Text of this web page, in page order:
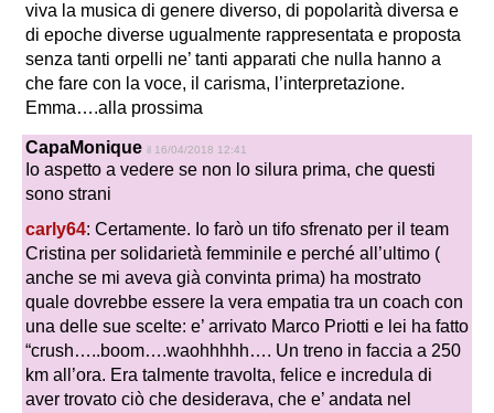
viva la musica di genere diverso, di popolarità diversa e
di epoche diverse ugualmente rappresentata e proposta
senza tanti orpelli ne’ tanti apparati che nulla hanno a
che fare con la voce, il carisma, l’interpretazione.
Emma….alla prossima
CapaMonique il 16/04/2018 12:41
Io aspetto a vedere se non lo silura prima, che questi
sono strani
carly64: Certamente. Io farò un tifo sfrenato per il team
Cristina per solidarietà femminile e perché all’ultimo (
anche se mi aveva già convinta prima) ha mostrato
quale dovrebbe essere la vera empatia tra un coach con
una delle sue scelte: e’ arrivato Marco Priotti e lei ha fatto
“crush…..boom….waohhhhh…. Un treno in faccia a 250
km all’ora. Era talmente travolta, felice e incredula di
aver trovato ciò che desiderava, che e’ andata nel